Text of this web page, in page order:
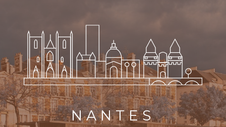
NANTES